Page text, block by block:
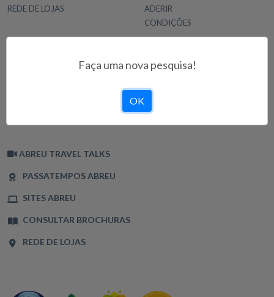
REDE DE LOJAS
ADERIR
CONDIÇÕES
CONDIÇÕES DE UTILIZAÇÃO
POLÍTICA DE PRIVACIDADE
ABREU TRAVEL TALKS
PASSATEMPOS ABREU
SITES ABREU
CONSULTAR BROCHURAS
REDE DE LOJAS
Faça uma nova pesquisa!
OK